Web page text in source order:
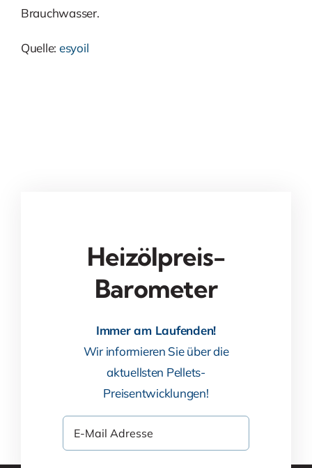
Brauchwasser.
Quelle: esyoil
Heizölpreis-
Barometer
Immer am Laufenden!
Wir informieren Sie über die
aktuellsten Pellets-
Preisentwicklungen!